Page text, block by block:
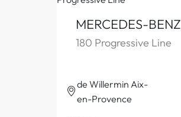
MERCEDES-BENZ
180 Progressive Line
de Willermin Aix-
en-Provence